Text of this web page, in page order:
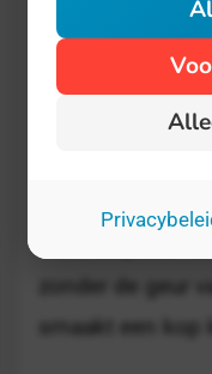
Wereld
27 februari
Kunt u het zich
voordelen
smaakt een